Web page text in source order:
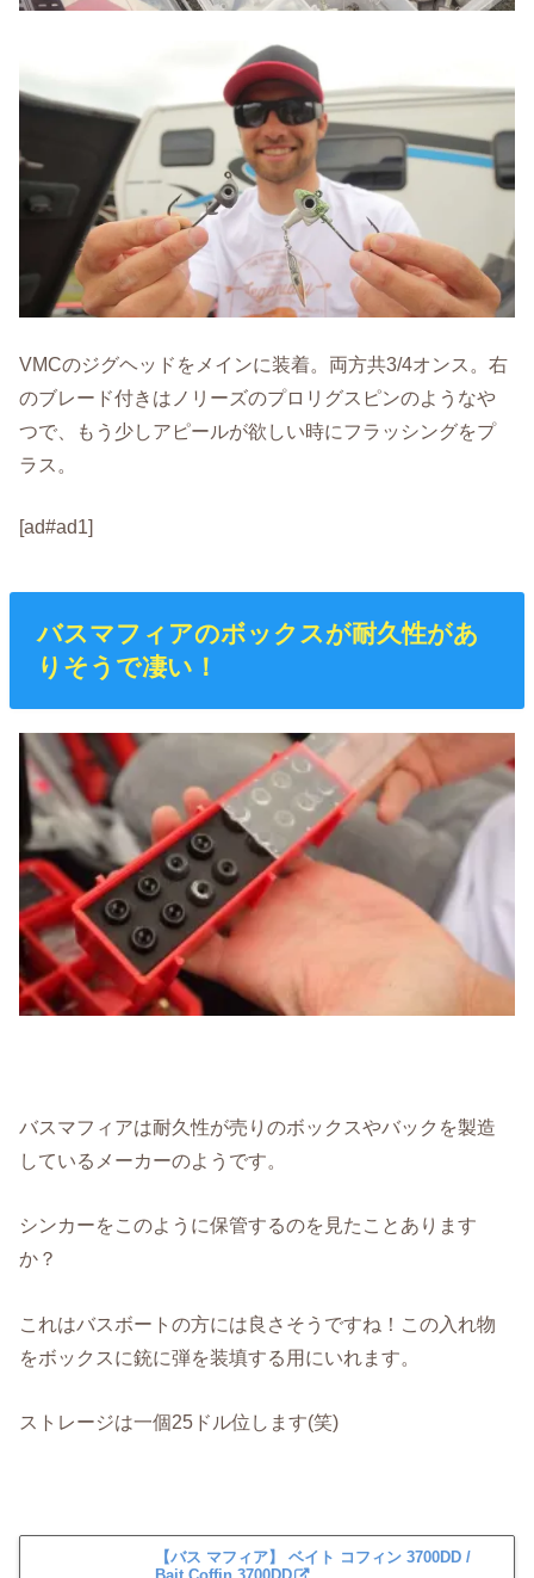
VMCのジグヘッドをメインに装着。両方共3/4オンス。右
のブレード付きはノリーズのプロリグスピンのようなや
つで、もう少しアピールが欲しい時にフラッシングをプ
ラス。
[ad#ad1]
バスマフィアのボックスが耐久性があ
りそうで凄い！
バスマフィアは耐久性が売りのボックスやバックを製造
しているメーカーのようです。
シンカーをこのように保管するのを見たことあります
か？
これはバスボートの方には良さそうですね！この入れ物
をボックスに銃に弾を装填する用にいれます。
ストレージは一個25ドル位します(笑)
【バス マフィア】 ベイト コフィン 3700DD /